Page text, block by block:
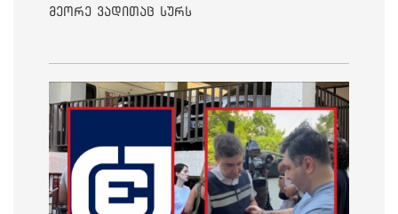
მეორე ვადითაც სურს